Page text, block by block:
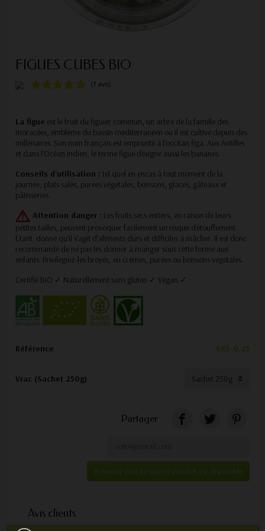
FIGUES CUBES BIO
(1 avis)
La figue est le fruit du figuier commun, un arbre de la famille des
moracées, emblème du bassin méditerranéen où il est cultivé depuis des
millénaires. Son nom français est emprunté à l'occitan figa. Aux Antilles
et dans l'Océan indien, le terme figue désigne aussi les bananes.
Conseils d'utilisation : tel quel en encas à tout moment de la
journée, plats salés, purées végétales, boissons, glaces, gâteaux et
pâtisseries.
Attention danger : Les fruits secs entiers, en raison de leurs
petites tailles, peuvent provoquer facilement un risque d'étouffement.
Étant donné qu’il s’agit d’aliments durs et difficiles à mâcher. Il est donc
recommandé de ne pas les donner à manger sous cette forme aux
enfants. Privilégiez-les broyés, en crèmes, purées ou boissons végétales.
Certifié BIO ✓ Naturellement sans gluten ✓ Vegan ✓
Référence 685-0.25
Vrac (Sachet 250g)
Partager
Prévenez-moi lorsque le produit est disponible
Avis clients